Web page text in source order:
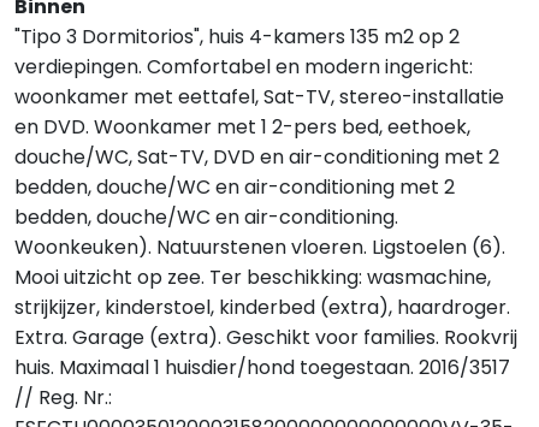
Binnen
"Tipo 3 Dormitorios", huis 4-kamers 135 m2 op 2
verdiepingen. Comfortabel en modern ingericht:
woonkamer met eettafel, Sat-TV, stereo-installatie
en DVD. Woonkamer met 1 2-pers bed, eethoek,
douche/WC, Sat-TV, DVD en air-conditioning met 2
bedden, douche/WC en air-conditioning met 2
bedden, douche/WC en air-conditioning.
Woonkeuken). Natuurstenen vloeren. Ligstoelen (6).
Mooi uitzicht op zee. Ter beschikking: wasmachine,
strijkijzer, kinderstoel, kinderbed (extra), haardroger.
Extra. Garage (extra). Geschikt voor families. Rookvrij
huis. Maximaal 1 huisdier/hond toegestaan. 2016/3517
// Reg. Nr.: